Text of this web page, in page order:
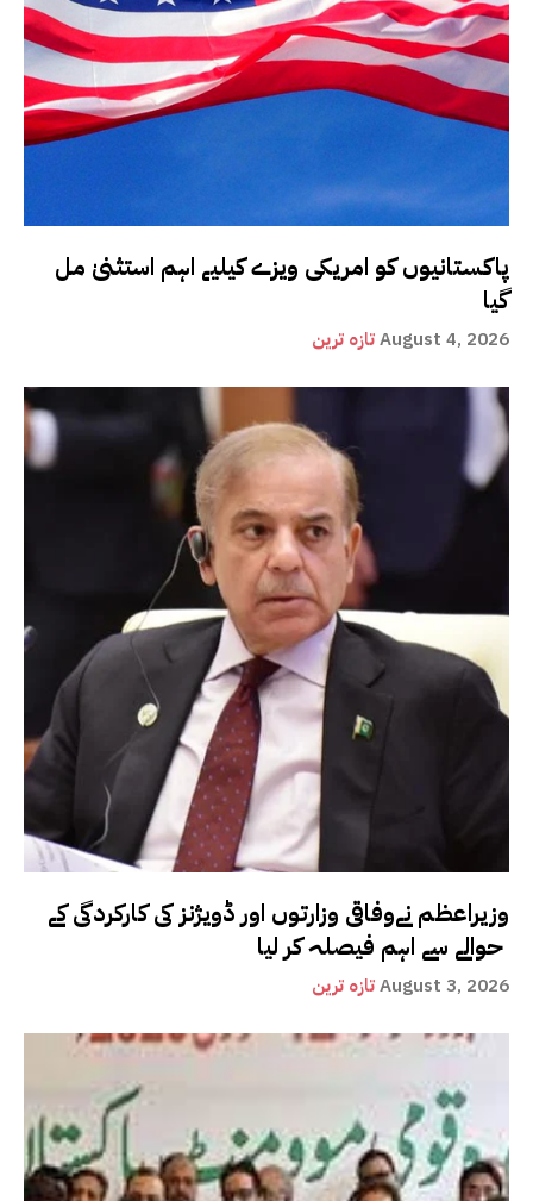
پاکستانیوں کو امریکی ویزے کیلیے اہم استثنیٰ مل
گیا
تازہ ترینAugust 4, 2026
وزیراعظم نےوفاقی وزارتوں اور ڈویژنز کی کارکردگی کے
تازہ ترینAugust 3, 2026